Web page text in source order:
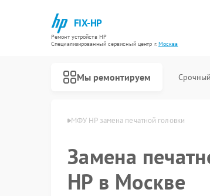
FIX-HP
Ремонт устройств HP
Специализированный cервисный центр г.Москва
Мы ремонтируем
МФУ HP замена печатной головки
Замена
HP в Москве